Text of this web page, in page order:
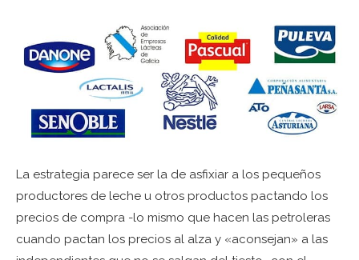
La estrategia parece ser la de asfixiar a los pequeños
productores de leche u otros productos pactando los
precios de compra -lo mismo que hacen las petroleras
cuando pactan los precios al alza y «aconsejan» a las